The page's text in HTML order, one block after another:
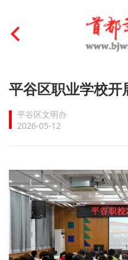
首页
文明创建
文明培育
未成年人思想道德建设
榜样人物
身边好人
平谷区职业学校开
平谷区文明办
2026-05-12